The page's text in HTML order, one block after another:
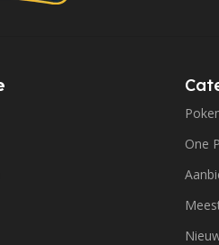
One